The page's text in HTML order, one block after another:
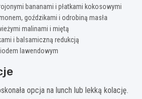
bananami i płatkami kokosowymi
goździkami i odrobiną masła
malinami i miętą
i balsamiczną redukcją
lawendowym
opcja na lunch lub lekką kolację.